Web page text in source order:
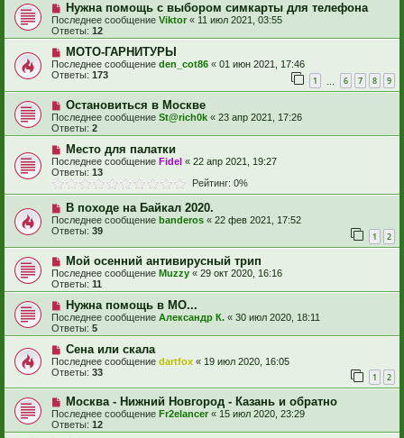
Нужна помощь с выбором симкарты для телефона
Последнее сообщение Viktor « 11 июл 2021, 03:55
Ответы: 12
МОТО-ГАРНИТУРЫ
Последнее сообщение den_cot86 « 01 июн 2021, 17:46
Ответы: 173 1 6 7 8 9
Остановиться в Москве
Последнее сообщение St@rich0k « 23 апр 2021, 17:26
Ответы: 2
Место для палатки
Последнее сообщение Fidel « 22 апр 2021, 19:27
Ответы: 13
Рейтинг: 0%
В походе на Байкал 2020.
Последнее сообщение banderos « 22 фев 2021, 17:52
Ответы: 39 1 2
Мой осенний антивирусный трип
Последнее сообщение Muzzy « 29 окт 2020, 16:16
Ответы: 11
Нужна помощь в МО...
Последнее сообщение Александр К. « 30 июл 2020, 18:11
Ответы: 5
Сена или скала
Последнее сообщение dartfox « 19 июл 2020, 16:05
Ответы: 33 1 2
Москва - Нижний Новгород - Казань и обратно
Последнее сообщение Fr2elancer « 15 июл 2020, 23:29
Ответы: 12